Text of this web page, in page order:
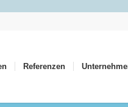
Referenzen